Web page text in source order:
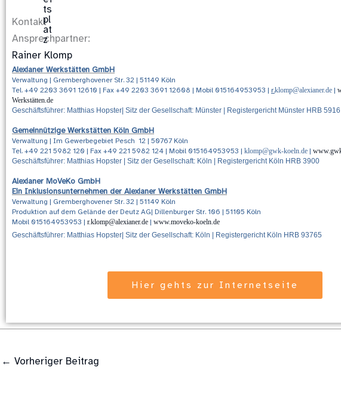
Kontakt
Ansprechpartner:
Rainer Klomp
Alexianer Werkstätten GmbH
Verwaltung | Gremberghovener Str. 32 | 51149 Köln
Tel. +49 2203 3691 12610 | Fax +49 2203 3691 12608 | Mobil 015164953953 | r.klomp@alexianer.de |
Werkstätten.de
Geschäftsführer: Matthias Hopster| Sitz der Gesellschaft: Münster | Registergericht Münster HRB 5916
Gemeinnützige Werkstätten Köln GmbH
Verwaltung | Im Gewerbegebiet Pesch 12 | 50767 Köln
Tel. +49 221 5982 120 | Fax +49 221 5982 124 | Mobil 015164953953 | klomp@gwk-koeln.de |
Geschäftsführer: Matthias Hopster | Sitz der Gesellschaft: Köln | Registergericht Köln HRB 3900
Alexianer MoVeKo GmbH
Ein Inklusionsunternehmen der Alexianer Werkstätten GmbH
Verwaltung | Gremberghovener Str. 32 | 51149 Köln
Produktion auf dem Gelände der Deutz AG| Dillenburger Str. 106 | 51105 Köln
Mobil 015164953953 | r.klomp@alexianer.de | www.moveko-koeln.de
Geschäftsführer: Matthias Hopster| Sitz der Gesellschaft: Köln | Registergericht Köln HRB 93765
Hier gehts zur Internetseite
← Vorheriger Beitrag